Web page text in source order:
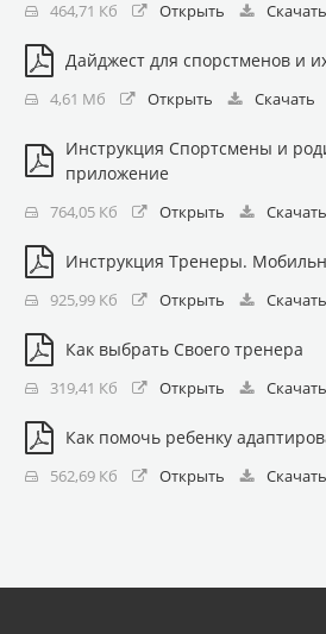
464,71 Кб Открыть Скачать
Дайджест для спорстменов и
4,61 Мб Открыть Скачать
Инструкция Спортсмены и
приложение
764,05 Кб Открыть Скачать
Инструкция Тренеры.
925,99 Кб Открыть Скачать
Как выбрать Своего тренера
319,41 Кб Открыть Скачать
Как помочь ребенку
562,69 Кб Открыть Скачать